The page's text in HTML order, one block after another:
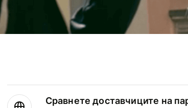
Сравнете доставчиците на